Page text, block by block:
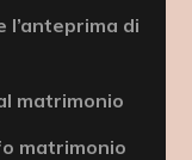
l’anteprima di
matrimonio
matrimonio